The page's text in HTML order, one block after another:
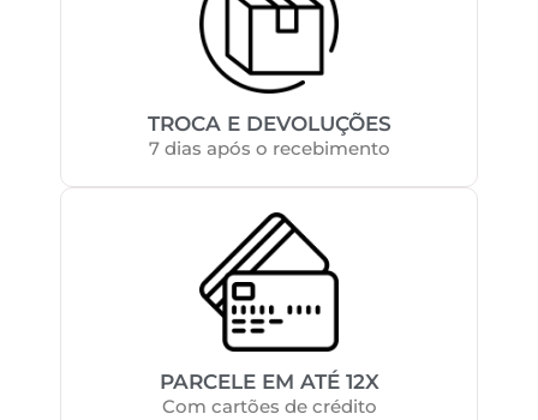
TROCA E DEVOLUÇÕES
7 dias após o recebimento
PARCELE EM ATÉ 12X
Com cartões de crédito